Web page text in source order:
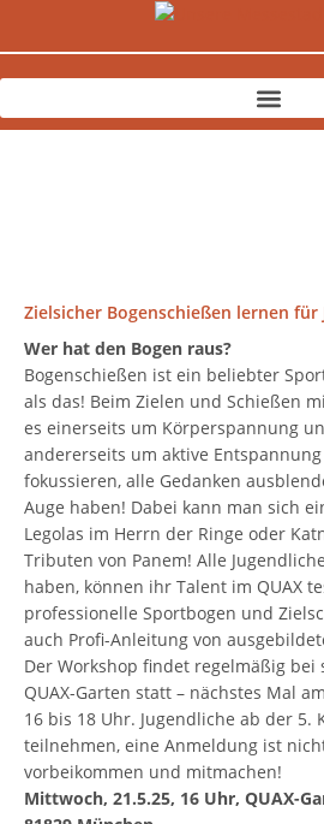
Zielsicher Bogenschießen lernen für
Wer hat den Bogen raus?
Bogenschießen ist ein beliebter
als das! Beim Zielen und Schießen
es einerseits um Körperspannung
andererseits um aktive
fokussieren, alle Gedanken
Auge haben! Dabei kann man sich
Legolas im Herrn der Ringe oder
Tributen von Panem! Alle
haben, können ihr Talent im QUAX
professionelle Sportbogen und
auch Profi-Anleitung von
Der Workshop findet regelmäßig bei
QUAX-Garten statt – nächstes Mal
16 bis 18 Uhr. Jugendliche ab der 5.
teilnehmen, eine Anmeldung ist
vorbeikommen und mitmachen!
Mittwoch, 21.5.25, 16 Uhr, QUAX-